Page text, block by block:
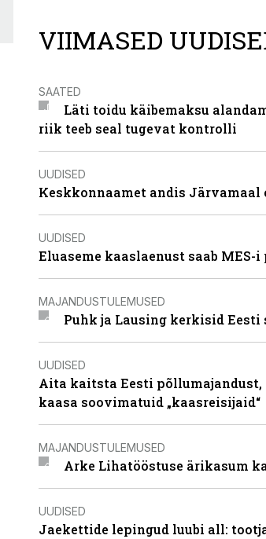
VIIMASED
SAATED
Läti toidu käibemaksu
riik teeb seal tugevat kontrolli
UUDISED
Keskkonnaamet andis
UUDISED
Eluaseme kaaslaenust saab MES-i
MAJANDUSTULEMUSED
Puhk ja Lausing kerkisid
UUDISED
Aita kaitsta Eesti
kaasa soovimatuid „kaasreisijaid“
MAJANDUSTULEMUSED
Arke Lihatööstuse ärikasum
UUDISED
Jaekettide lepingud luubi all: